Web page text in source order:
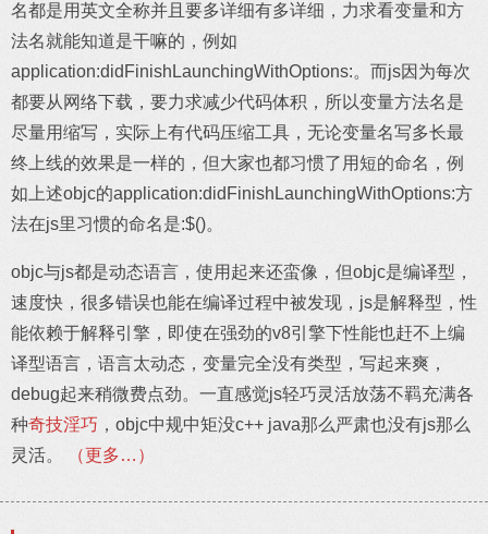
名都是用英文全称并且要多详细有多详细，力求看变量和方
法名就能知道是干嘛的，例如
application:didFinishLaunchingWithOptions:。而js因为每次
都要从网络下载，要力求减少代码体积，所以变量方法名是
尽量用缩写，实际上有代码压缩工具，无论变量名写多长最
终上线的效果是一样的，但大家也都习惯了用短的命名，例
如上述objc的application:didFinishLaunchingWithOptions:方
法在js里习惯的命名是:$()。
objc与js都是动态语言，使用起来还蛮像，但objc是编译型，
速度快，很多错误也能在编译过程中被发现，js是解释型，性
能依赖于解释引擎，即使在强劲的v8引擎下性能也赶不上编
译型语言，语言太动态，变量完全没有类型，写起来爽，
debug起来稍微费点劲。一直感觉js轻巧灵活放荡不羁充满各
种奇技淫巧 ，objc中规中矩没c++ java那么严肃也没有js那么
灵活。
（更多…）